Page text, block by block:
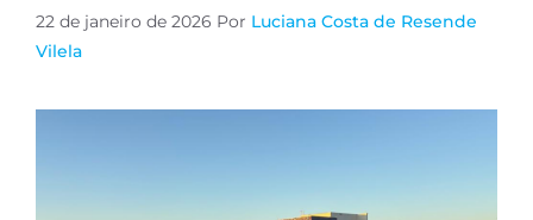
22 de janeiro de 2026 Por Luciana Costa de Resende
Vilela